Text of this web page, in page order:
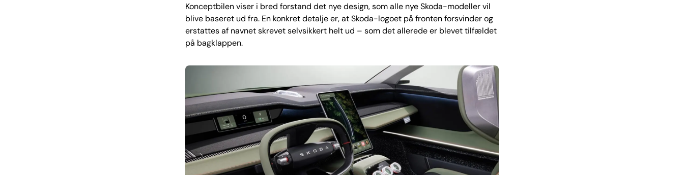
Konceptbilen viser i bred forstand det nye design, som alle nye Skoda-modeller vil
blive baseret ud fra. En konkret detalje er, at Skoda-logoet på fronten forsvinder og
erstattes af navnet skrevet selvsikkert helt ud – som det allerede er blevet tilfældet
på bagklappen.